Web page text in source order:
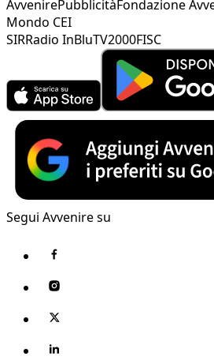
AvvenirePubblicitàFondazione
Mondo CEI
SIRRadio InBluTV2000FISC
Segui Avvenire su